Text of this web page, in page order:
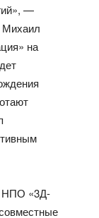
—
Михаил
на
НПО «3Д-